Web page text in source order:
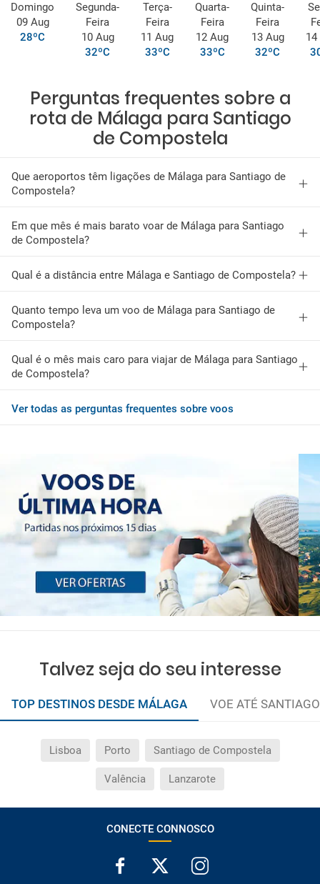
Domingo
09 Aug
28ºC
Segunda-
Feira
10 Aug
32ºC
Terça-
Feira
11 Aug
33ºC
Quarta-
Feira
12 Aug
33ºC
Quinta-
Feira
13 Aug
32ºC
14
Perguntas frequentes sobre a
rota de Málaga para Santiago
de Compostela
Que aeroportos têm ligações de Málaga para Santiago de
Compostela?
Em que mês é mais barato voar de Málaga para Santiago
de Compostela?
Qual é a distância entre Málaga e Santiago de Compostela?
Quanto tempo leva um voo de Málaga para Santiago de
Compostela?
Qual é o mês mais caro para viajar de Málaga para Santiago
de Compostela?
Ver todas as perguntas frequentes sobre voos
Talvez seja do seu interesse
TOP DESTINOS DESDE MÁLAGA VOE ATÉ
Lisboa Porto Santiago de Compostela
Valência Lanzarote
CONECTE CONNOSCO